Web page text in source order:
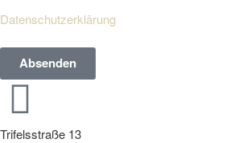
Trifelsstraße 13
Datenschutzerklärung
Absenden